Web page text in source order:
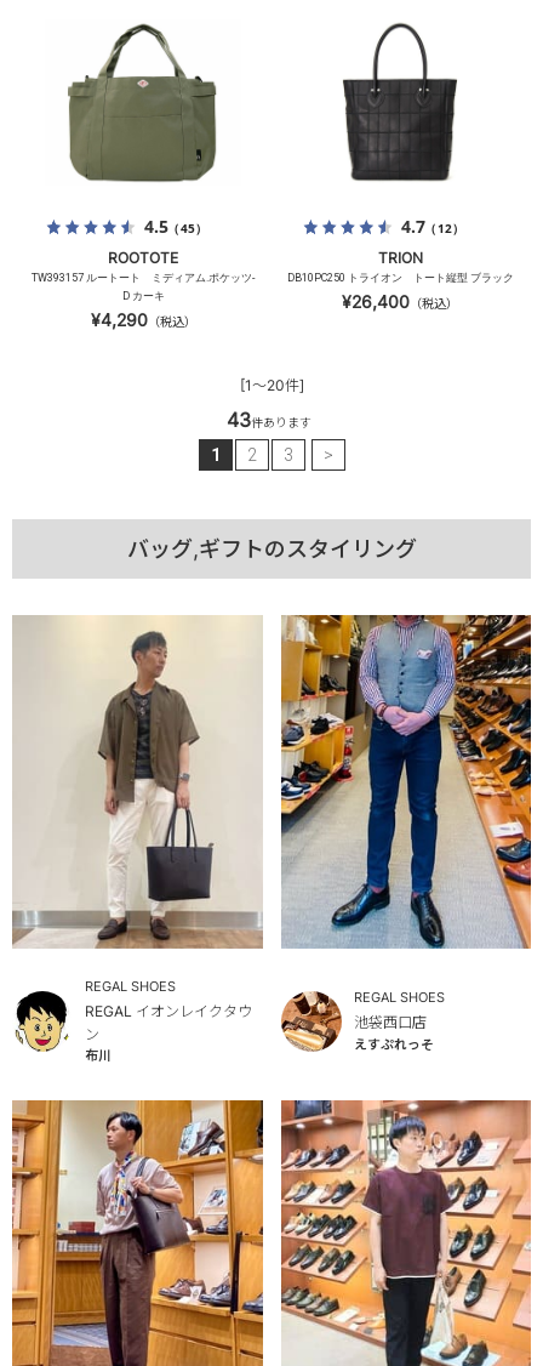
4.5（45）
ROOTOTE
TW393157 ルートート ミディアム.ポケッツ-
D カーキ
¥4,290（税込）
4.7（12）
TRION
DB10PC250 トライオン トート縦型 ブラック
¥26,400 （税込）
[1～20件]
43件あります
1 2 3 >
バッグ,ギフトのスタイリング
REGAL SHOES
REGAL イオンレイクタウ
ン
布川
REGAL SHOES
池袋西口店
えすぷれっそ